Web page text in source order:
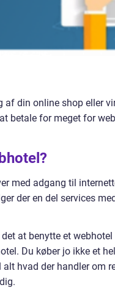
af din online shop eller
betale for meget for
med adgang til
der en del services
at benytte et
Du køber jo ikke et
alt hvad der handler om